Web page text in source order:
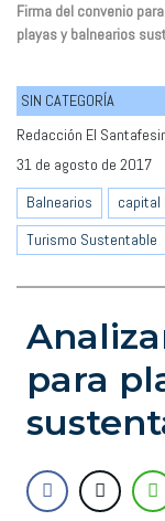
Firma del convenio
playas y balnearios
SIN CATEGORÍA
Redacción El
31 de agosto de 2017
Balnearios
capital
Turismo Sustentable
para